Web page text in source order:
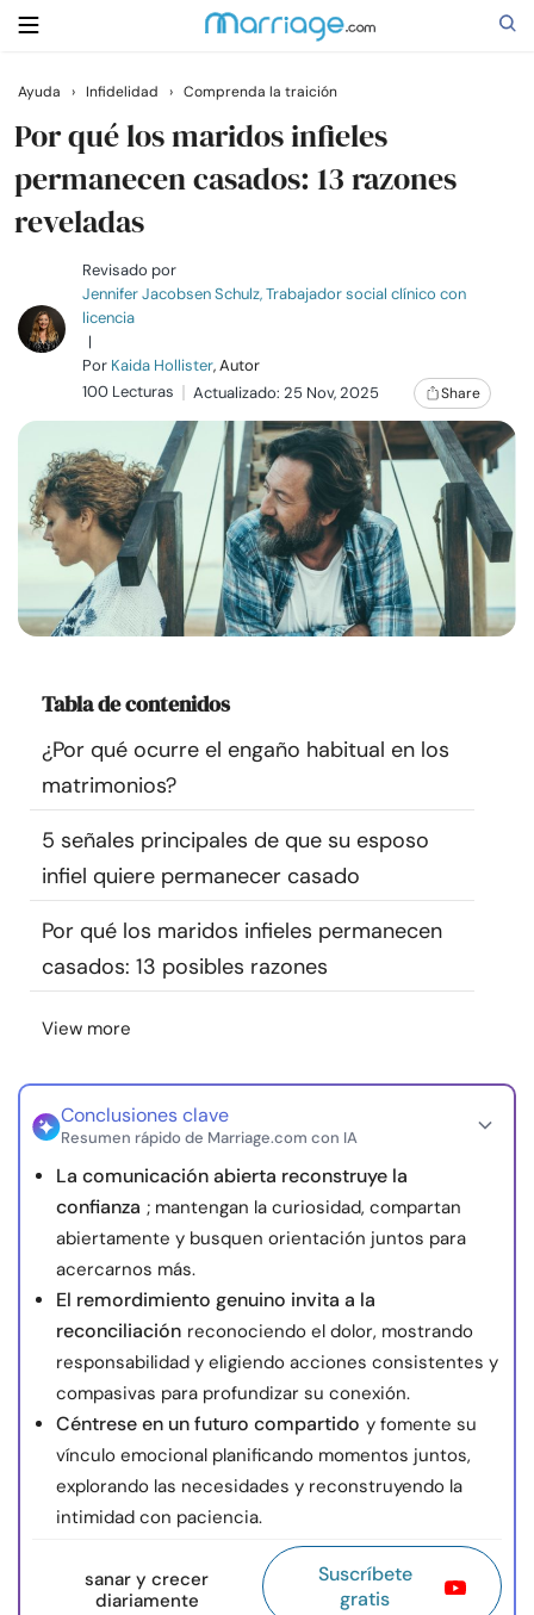
Buscar
Casarse
Relaciones
Familia
Ayuda
Cursos
Recursos
Comunidad
Encuentra un terapeuta
Idioma
nosotros
© Copyright 2026. Todos los derechos reservados.
Ayuda › Infidelidad › Comprenda la traición
Por qué los maridos infieles
permanecen casados: 13 razones
reveladas
Revisado por
Jennifer Jacobsen Schulz, Trabajador social clínico con
licencia
|
Por Kaida Hollister, Autor
100 Lecturas
Actualizado: 25 Nov, 2025 Share
Tabla de contenidos
¿Por qué ocurre el engaño habitual en los
matrimonios?
5 señales principales de que su esposo
infiel quiere permanecer casado
Por qué los maridos infieles permanecen
casados: 13 posibles razones
View more
Conclusiones clave
Resumen rápido de Marriage.com con IA
La comunicación abierta reconstruye la
confianza ; mantengan la curiosidad, compartan
abiertamente y busquen orientación juntos para
acercarnos más.
El remordimiento genuino invita a la
reconciliación reconociendo el dolor, mostrando
responsabilidad y eligiendo acciones consistentes y
compasivas para profundizar su conexión.
Céntrese en un futuro compartido y fomente su
vínculo emocional planificando momentos juntos,
explorando las necesidades y reconstruyendo la
intimidad con paciencia.
sanar y crecer
diariamente
Suscríbete
gratis